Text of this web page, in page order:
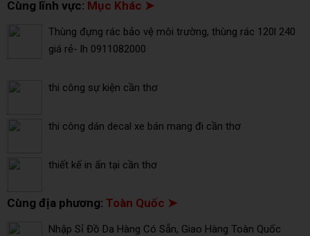
Cùng lĩnh vực: Mục Khác ➤
Thùng đựng rác bảo vệ môi trường, thùng rác 120l 240
giá rẻ- lh 0911082000
thi công sự kiện cần thơ
thi công dán decal xe bán mang đi cần thơ
thiết kế in ấn tại cần thơ
Cùng địa phương: Toàn Quốc ➤
Nhập Sỉ Đồ Da Hàng Có Sẵn, Giao Hàng Toàn Quốc